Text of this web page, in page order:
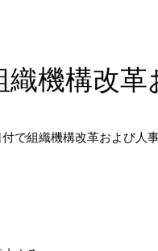
織機構改
で組織機構改革および人